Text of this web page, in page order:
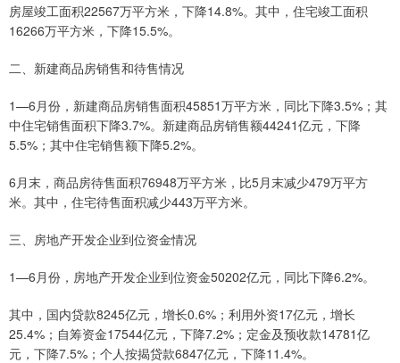
房屋竣工面积22567万平方米，下降14.8%。其中，住宅竣工面积
16266万平方米，下降15.5%。
二、新建商品房销售和待售情况
1—6月份，新建商品房销售面积45851万平方米，同比下降3.5%；其
中住宅销售面积下降3.7%。新建商品房销售额44241亿元，下降
5.5%；其中住宅销售额下降5.2%。
6月末，商品房待售面积76948万平方米，比5月末减少479万平方
米。其中，住宅待售面积减少443万平方米。
三、房地产开发企业到位资金情况
1—6月份，房地产开发企业到位资金50202亿元，同比下降6.2%。
其中，国内贷款8245亿元，增长0.6%；利用外资17亿元，增长
25.4%；自筹资金17544亿元，下降7.2%；定金及预收款14781亿
元，下降7.5%；个人按揭贷款6847亿元，下降11.4%。